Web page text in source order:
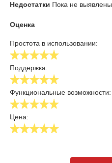
Недостатки Пока не выявлены
Оценка
Простота в использовании:
Поддержка:
Функциональные возможности:
Цена: